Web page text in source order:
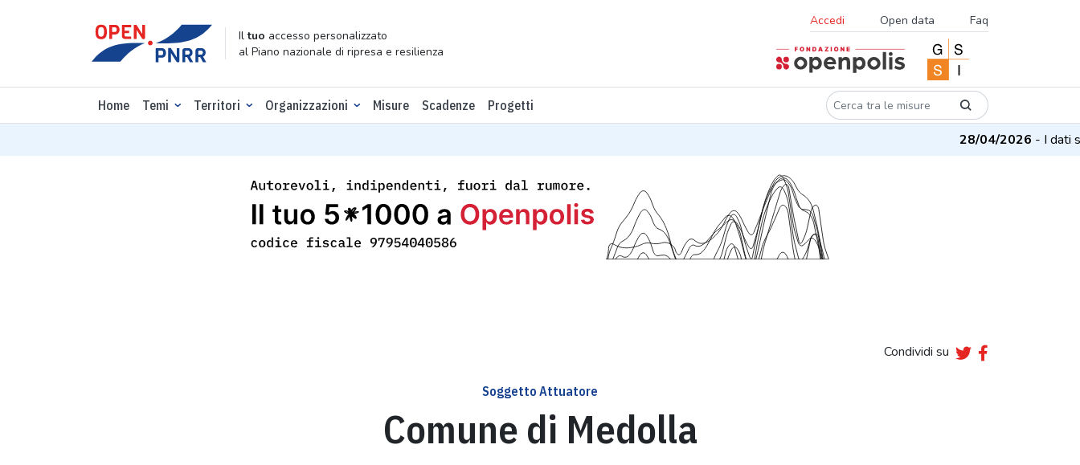
Iltuo accesso personalizzato
al Piano nazionale di ripresa e resilienza
Accedi Open data Faq
Home Temi Territori Organizzazioni Misure Scadenze Progetti
28/04/2026- I dati su
Condividi su
Soggetto Attuatore
Comune di Medolla